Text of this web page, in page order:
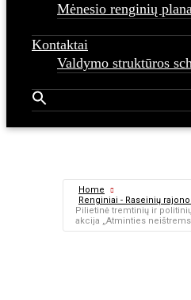
Mėnesio renginių
Kontaktai
Valdymo struktūros
Home
Renginiai - Raseinių
Pilietinė tremtinių ir
akcija „Atminties